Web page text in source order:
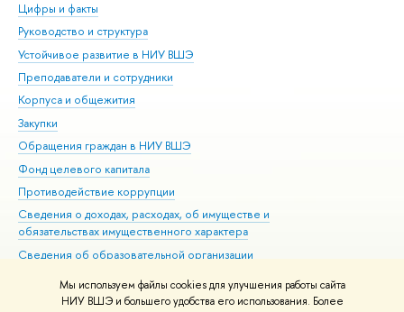
Мы используем файлы cookies для улучшения работы сайта
НИУ ВШЭ и большего удобства его использования. Более
Цифры и факты
Руководство и структура
Устойчивое развитие в НИУ ВШЭ
Преподаватели и сотрудники
Корпуса и общежития
Закупки
Обращения граждан в НИУ ВШЭ
Фонд целевого капитала
Противодействие коррупции
Сведения о доходах, расходах, об имуществе и
обязательствах имущественного характера
Сведения об образовательной организации
Людям с ограниченными возможностями здоровья
Единая платежная страница